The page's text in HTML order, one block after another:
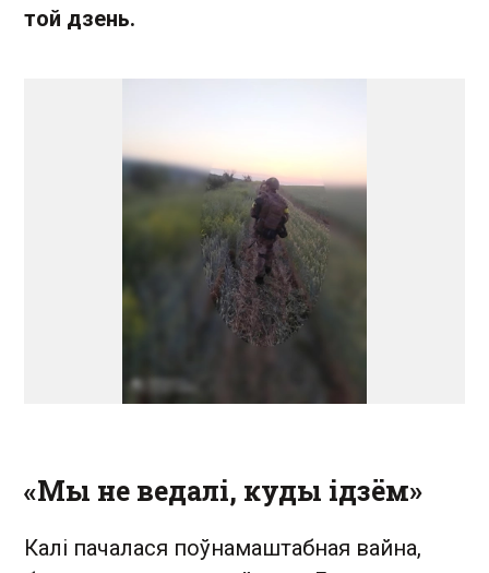
той дзень.
«Мы не ведалі, куды ідзём»
Калі пачалася поўнамаштабная вайна,